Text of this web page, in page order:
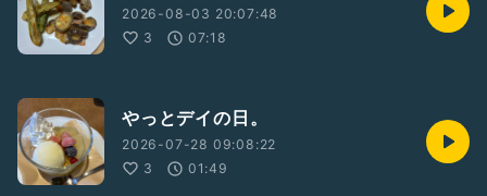
2026-08-03 20:07:48
3
07:18
やっとデイの日。
2026-07-28 09:08:22
3
01:49